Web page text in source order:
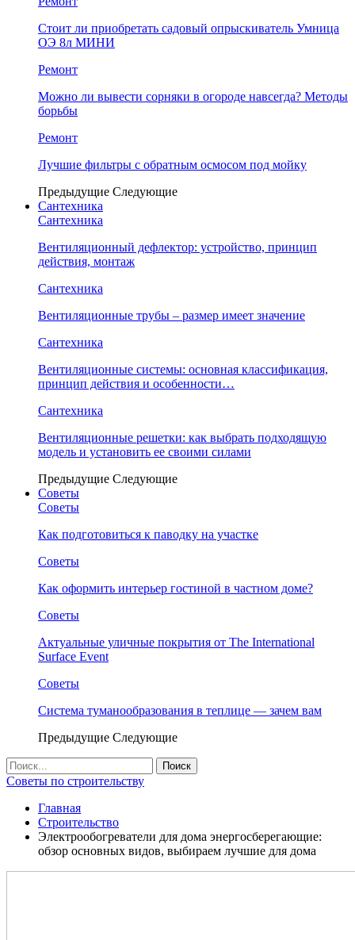
Стоит ли приобретать садовый опрыскиватель Умница
ОЭ 8л МИНИ
Ремонт
Можно ли вывести сорняки в огороде навсегда? Методы
борьбы
Ремонт
Лучшие фильтры с обратным осмосом под мойку
Предыдущие Следующие
Сантехника
Сантехника
Вентиляционный дефлектор: устройство, принцип
действия, монтаж
Сантехника
Вентиляционные трубы – размер имеет значение
Сантехника
Вентиляционные системы: основная классификация,
принцип действия и особенности…
Сантехника
Вентиляционные решетки: как выбрать подходящую
модель и установить ее своими силами
Предыдущие Следующие
Советы
Советы
Как подготовиться к паводку на участке
Советы
Как оформить интерьер гостиной в частном доме?
Советы
Актуальные уличные покрытия от The International
Surface Event
Советы
Система туманообразования в теплице — зачем вам
Предыдущие Следующие
Советы по строительству
Главная
Строительство
Электрообогреватели для дома энергосберегающие:
обзор основных видов, выбираем лучшие для дома